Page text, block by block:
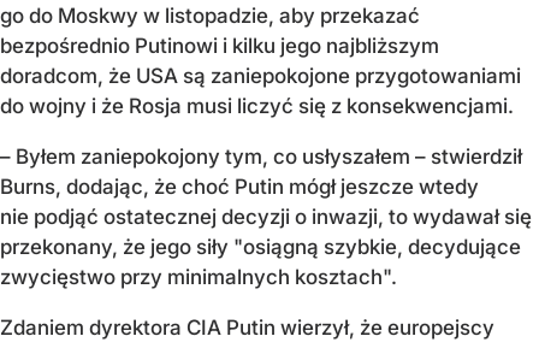
go do Moskwy w listopadzie, aby przekazać
bezpośrednio Putinowi i kilku jego najbliższym
doradcom, że USA są zaniepokojone przygotowaniami
do wojny i że Rosja musi liczyć się z konsekwencjami.
– Byłem zaniepokojony tym, co usłyszałem – stwierdził
Burns, dodając, że choć Putin mógł jeszcze wtedy
nie podjąć ostatecznej decyzji o inwazji, to wydawał się
przekonany, że jego siły "osiągną szybkie, decydujące
zwycięstwo przy minimalnych kosztach".
Zdaniem dyrektora CIA Putin wierzył, że europejscy